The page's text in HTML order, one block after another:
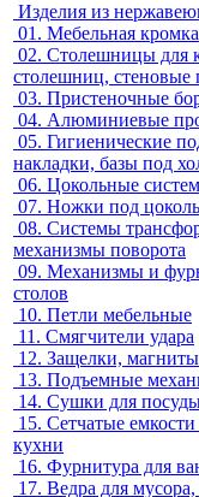
Изделия из
01. Мебельная кромка
02. Столешницы для
столешниц, стеновые
03. Пристеночные
04. Алюминиевые
05. Гигиенические
накладки, базы под
06. Цокольные
07. Ножки под
08. Системы
механизмы поворота
09. Механизмы и
столов
10. Петли мебельные
11. Смягчители удара
12. Защелки, магниты
13. Подъемные
14. Сушки для
15. Сетчатые
кухни
16. Фурнитура для
17. Ведра для